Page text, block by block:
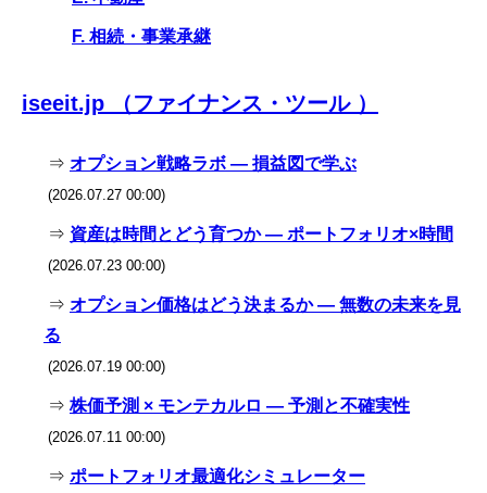
F. 相続・事業承継
iseeit.jp （ファイナンス・ツール ）
⇒ オプション戦略ラボ — 損益図で学ぶ
(2026.07.27 00:00)
⇒ 資産は時間とどう育つか — ポートフォリオ×時間
(2026.07.23 00:00)
⇒ オプション価格はどう決まるか — 無数の未来を見
る
(2026.07.19 00:00)
⇒ 株価予測 × モンテカルロ — 予測と不確実性
(2026.07.11 00:00)
⇒ ポートフォリオ最適化シミュレーター